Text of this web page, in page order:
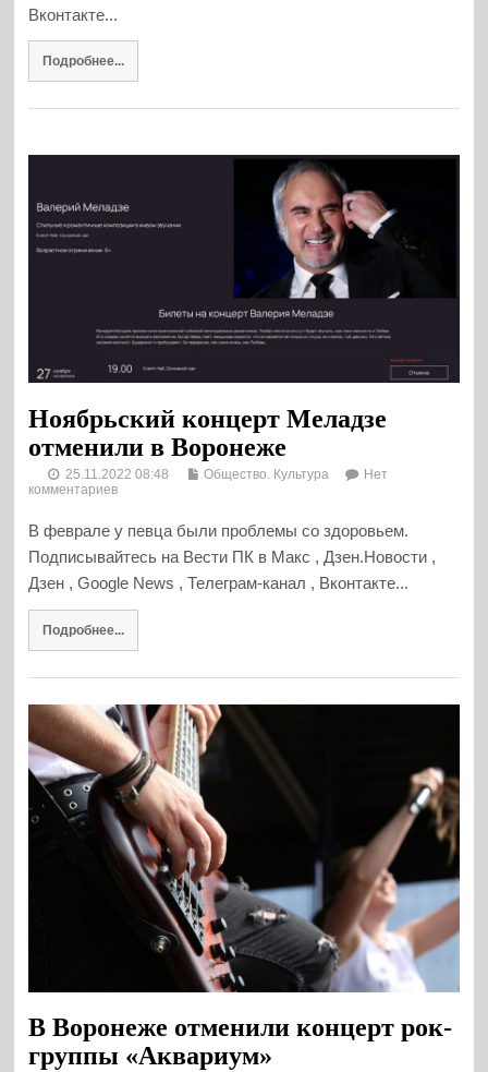
Вконтакте...
Подробнее...
Ноябрьский концерт Меладзе
отменили в Воронеже
25.11.2022 08:48 Общество. Культура
Нет
комментариев
В феврале у певца были проблемы со здоровьем.
Подписывайтесь на Вести ПК в Макс , Дзен.Новости ,
Дзен , Google News , Телеграм-канал , Вконтакте...
Подробнее...
В Воронеже отменили концерт рок-
группы «Аквариум»